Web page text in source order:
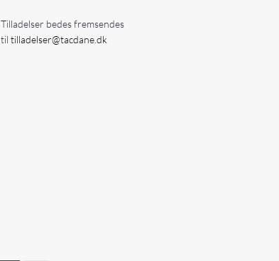
Tilladelser bedes fremsendes
til tilladelser@tacdane.dk